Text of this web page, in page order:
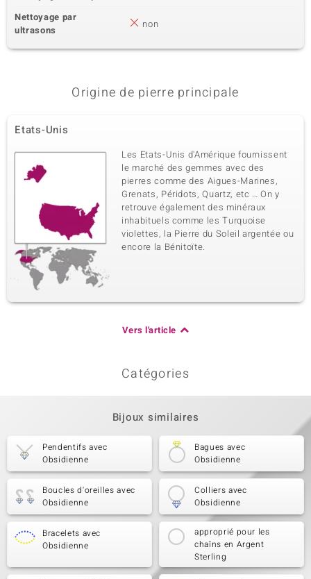
Nettoyage par
ultrasons
non
Origine de pierre principale
Etats-Unis
Les Etats-Unis d'Amérique fournissent
le marché des gemmes avec des
pierres comme des Aigues-Marines,
Grenats, Péridots, Quartz, etc … On y
retrouve également des minéraux
inhabituels comme les Turquoise
violettes, la Pierre du Soleil argentée ou
encore la Bénitoïte.
Vers l'article
Catégories
Bijoux similaires
Pendentifs avec
Obsidienne
Bagues avec
Obsidienne
Boucles d'oreilles avec
Obsidienne
Colliers avec
Obsidienne
Bracelets avec
Obsidienne
approprié pour les
chaîns en Argent
Sterling